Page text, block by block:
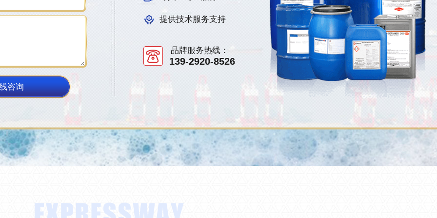
咨询
提供技术服务支持
品牌服务热线：
139-2920-8526